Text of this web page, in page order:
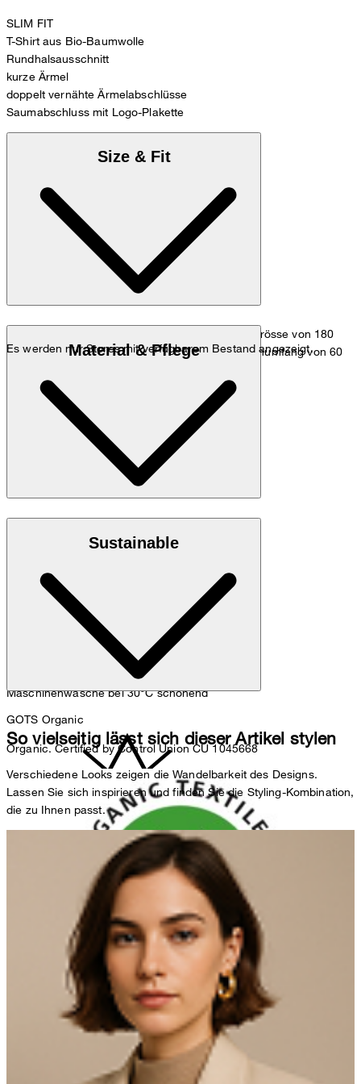
Es werden nur Stores mit verfügbarem Bestand angezeigt.
SLIM FIT
T-Shirt aus Bio-Baumwolle
Rundhalsausschnitt
kurze Ärmel
doppelt vernähte Ärmelabschlüsse
Saumabschluss mit Logo-Plakette
Size & Fit
Das Model trägt die Grösse 36 bei einer Körpergrösse von 180
cm, einem Brustumfang von 83 cm, einem Taillenumfang von 60
Maßtabelle
Material & Pflege
Maschinenwäsche bei 30°C schonend
nicht Trommeltrocknen
Sustainable
GOTS Organic
Organic. Certified by Control Union CU 1045668
So vielseitig lässt sich dieser Artikel stylen
Verschiedene Looks zeigen die Wandelbarkeit des Designs.
Lassen Sie sich inspirieren und finden Sie die Styling-Kombination,
die zu Ihnen passt.